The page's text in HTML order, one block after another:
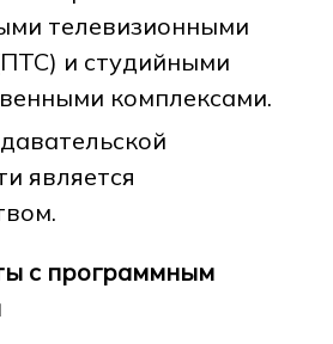
телевизионными
и студийными
комплексами.
является
с программным